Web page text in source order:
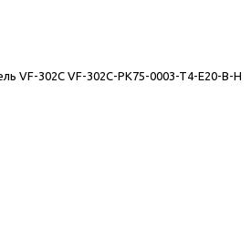
VF-302С VF-302C-PK75-0003-T4-E20-B-H